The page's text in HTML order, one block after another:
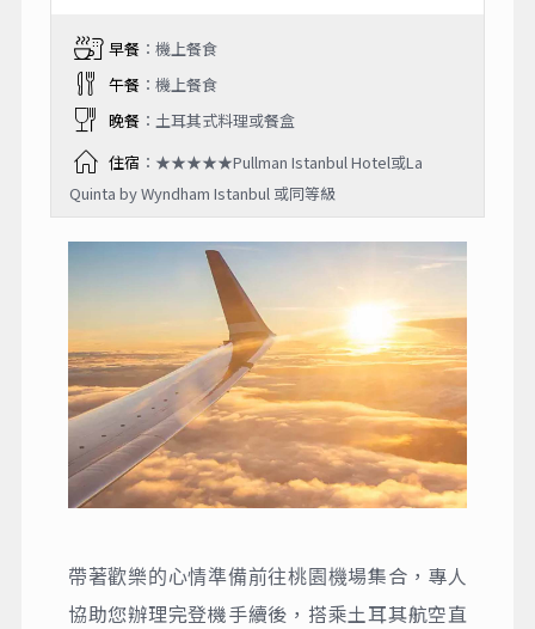
早餐：機上餐食
午餐：機上餐食
晚餐：土耳其式料理或餐盒
住宿 ：★★★★★Pullman Istanbul Hotel或La
Quinta by Wyndham Istanbul 或同等級
帶著歡樂的心情準備前往桃園機場集合，專人
協助您辦理完登機手續後，搭乘土耳其航空直